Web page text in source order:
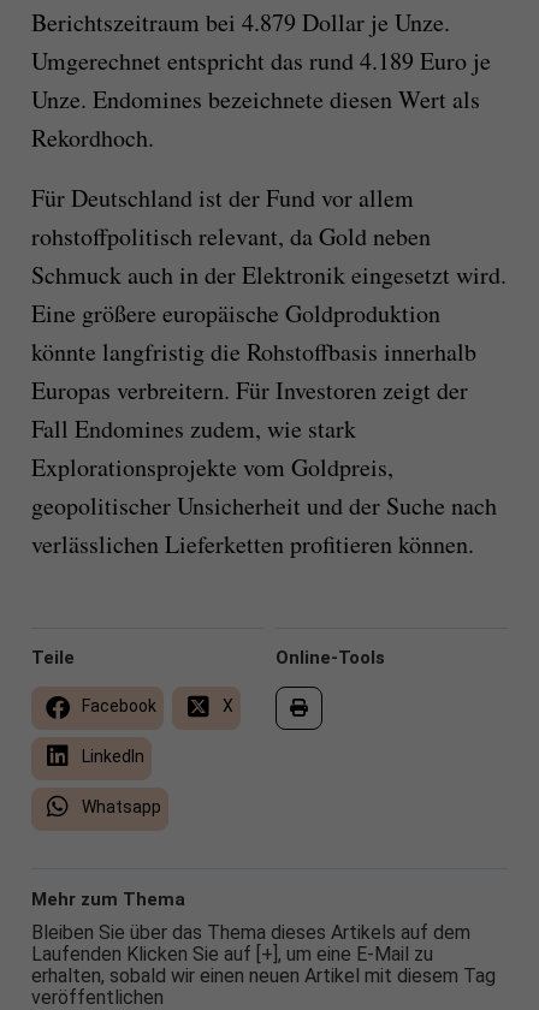
Berichtszeitraum bei 4.879 Dollar je Unze.
Umgerechnet entspricht das rund 4.189 Euro je
Unze. Endomines bezeichnete diesen Wert als
Rekordhoch.
Für Deutschland ist der Fund vor allem
rohstoffpolitisch relevant, da Gold neben
Schmuck auch in der Elektronik eingesetzt wird.
Eine größere europäische Goldproduktion
könnte langfristig die Rohstoffbasis innerhalb
Europas verbreitern. Für Investoren zeigt der
Fall Endomines zudem, wie stark
Explorationsprojekte vom Goldpreis,
geopolitischer Unsicherheit und der Suche nach
verlässlichen Lieferketten profitieren können.
Online-Tools
Teile
Facebook X
LinkedIn
Whatsapp
Mehr zum Thema
Bleiben Sie über das Thema dieses Artikels auf dem
Laufenden Klicken Sie auf [+], um eine E-Mail zu
erhalten, sobald wir einen neuen Artikel mit diesem Tag
veröffentlichen